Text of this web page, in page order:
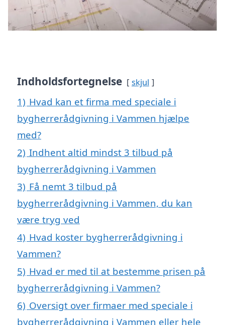
Indholdsfortegnelse skjul
1) Hvad kan et firma med speciale i
bygherrerådgivning i Vammen hjælpe
med?
2) Indhent altid mindst 3 tilbud på
bygherrerådgivning i Vammen
3) Få nemt 3 tilbud på
bygherrerådgivning i Vammen, du kan
være tryg ved
4) Hvad koster bygherrerådgivning i
Vammen?
5) Hvad er med til at bestemme prisen på
bygherrerådgivning i Vammen?
6) Oversigt over firmaer med speciale i
bygherrerådgivning i Vammen eller hele